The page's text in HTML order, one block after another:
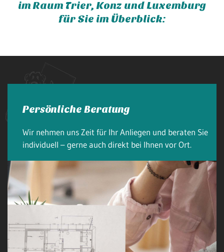
im Raum Trier, Konz und Luxemburg
für Sie im Überblick:
Persönliche Beratung
Wir nehmen uns Zeit für Ihr Anliegen und beraten Sie
individuell – gerne auch direkt bei Ihnen vor Ort.